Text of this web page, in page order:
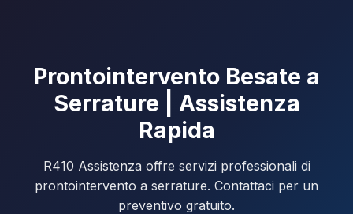
Prontointervento Besate a
Serrature | Assistenza
Rapida
R410 Assistenza offre servizi professionali di
prontointervento a serrature. Contattaci per un
preventivo gratuito.